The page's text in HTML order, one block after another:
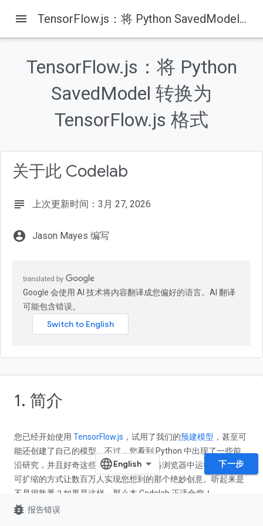
本页内容
与我们分享您的转化成果！
它的应用场合如何？
客户端的强大功能
menu TensorFlow.js：将 Python SavedModel 转换为 TensorFlow.js 格式
TensorFlow.js：将 Python
SavedModel 转换为
TensorFlow.js 格式
关于此 Codelab
subject 上次更新时间：3月 27, 2026
account_circle Jason Mayes 编写
Google 会使用 AI 技术将内容翻译成您偏好的语言。AI 翻译
可能包含错误。
1. 简介
您已经开始使用 TensorFlow.js ，试用了我们的预建模型 ，甚至可
能还创建了自己的模型。不过，您看到 Python 中出现了一些前
沿研究，并且好奇这些研究是否能在网络浏览器中运行，从而以
可扩缩的方式让数百万人实现您想到的那个绝妙创意。听起来是
不是很熟悉？如果是这样，那么本 Codelab 正适合您！
TensorFlow.js 团队开发了一款便捷的工具，可通过命令行转换器
下一步
bug_report 报告错误